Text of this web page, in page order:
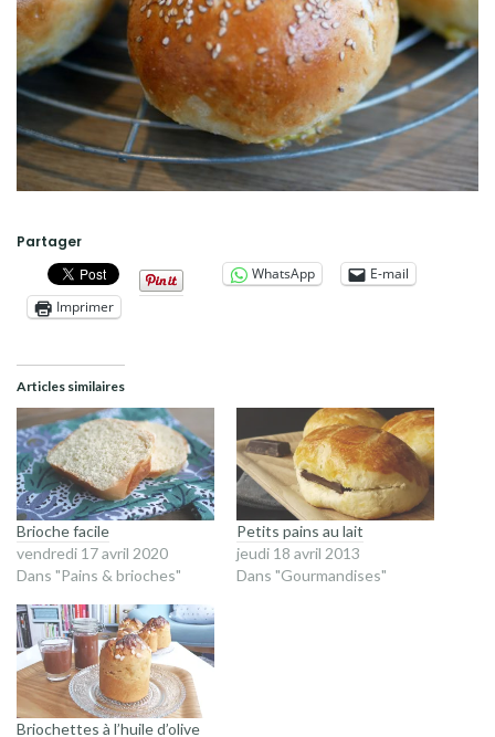
Partager
WhatsApp
E-mail
Imprimer
Articles similaires
Brioche facile
vendredi 17 avril 2020
Dans "Pains & brioches"
Petits pains au lait
jeudi 18 avril 2013
Dans "Gourmandises"
Briochettes à l’huile d’olive